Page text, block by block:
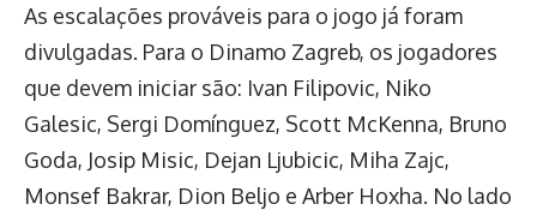
As escalações prováveis para o jogo já foram
divulgadas. Para o Dinamo Zagreb, os jogadores
que devem iniciar são: Ivan Filipovic, Niko
Galesic, Sergi Domínguez, Scott McKenna, Bruno
Goda, Josip Misic, Dejan Ljubicic, Miha Zajc,
Monsef Bakrar, Dion Beljo e Arber Hoxha. No lado